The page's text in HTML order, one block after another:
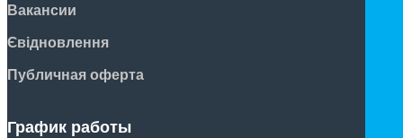
Вакансии
Євідновлення
Публичная оферта
График работы